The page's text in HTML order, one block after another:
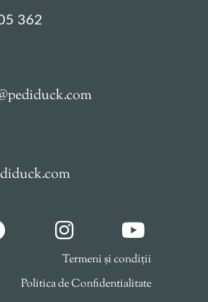
362
Termeni și condiții
Politica de Confidentialitate